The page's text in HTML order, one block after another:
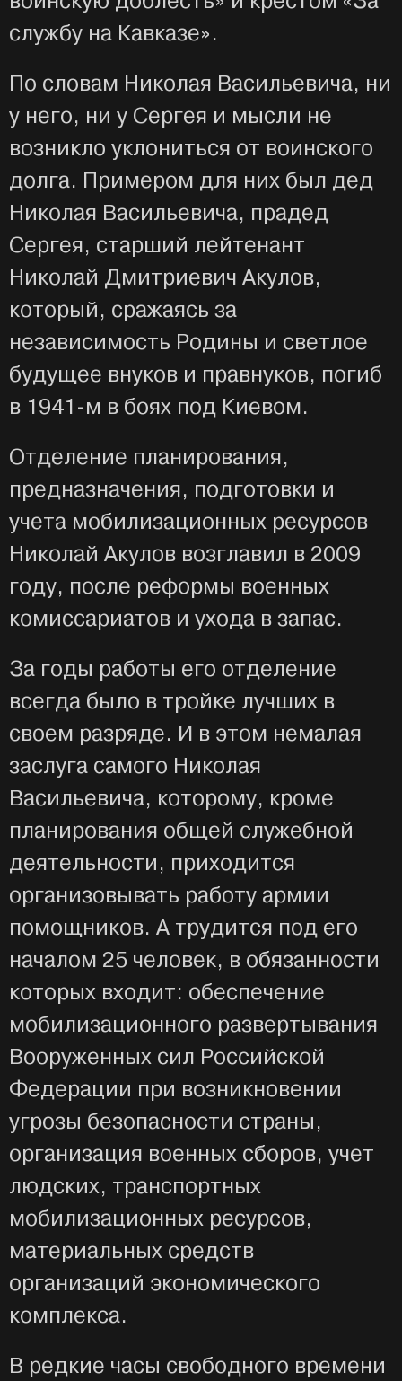
службу на Кавказе».
По словам Николая Васильевича, ни
у него, ни у Сергея и мысли не
возникло уклониться от воинского
долга. Примером для них был дед
Николая Васильевича, прадед
Сергея, старший лейтенант
Николай Дмитриевич Акулов,
который, сражаясь за
независимость Родины и светлое
будущее внуков и правнуков, погиб
в 1941-м в боях под Киевом.
Отделение планирования,
предназначения, подготовки и
учета мобилизационных ресурсов
Николай Акулов возглавил в 2009
году, после реформы военных
комиссариатов и ухода в запас.
За годы работы его отделение
всегда было в тройке лучших в
своем разряде. И в этом немалая
заслуга самого Николая
Васильевича, которому, кроме
планирования общей служебной
деятельности, приходится
организовывать работу армии
помощников. А трудится под его
началом 25 человек, в обязанности
которых входит: обеспечение
мобилизационного развертывания
Вооруженных сил Российской
Федерации при возникновении
угрозы безопасности страны,
организация военных сборов, учет
людских, транспортных
мобилизационных ресурсов,
материальных средств
организаций экономического
комплекса.
В редкие часы свободного времени